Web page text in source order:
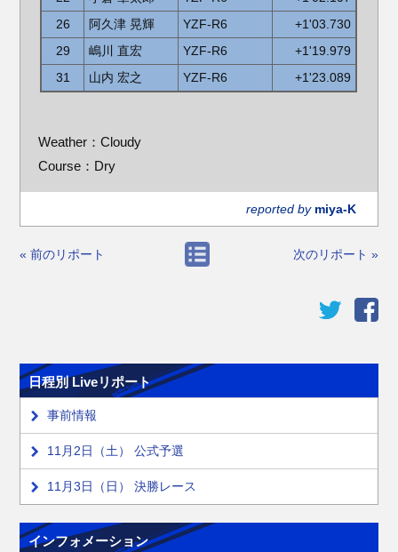
26
阿久津 晃輝 YZF-R6
+1'03.730
29
嶋川 直宏 YZF-R6
+1'19.979
31
山内 宏之 YZF-R6 +1'23.089
Weather：Cloudy
Course：Dry
reported by miya-K
« 前のリポート 次のリポート »
日程別 Liveリポート
事前情報
11月2日（土） 公式予選
11月3日（日） 決勝レース
インフォメーション